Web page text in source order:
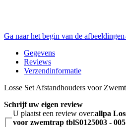
Ga naar het begin van de
Gegevens
Reviews
Verzendinformatie
Losse Set Afstandhouders voor
Schrijf uw eigen review
U plaatst een review over:allpa
voor zwemtrap tblS0125003 - 005